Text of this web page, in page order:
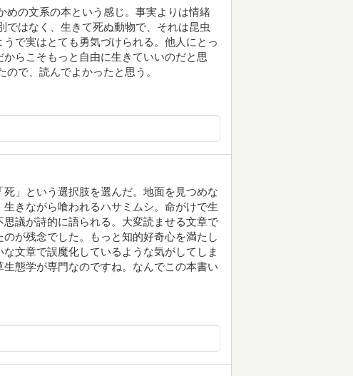
めの文系の本という感じ。事実よりは情緒
ではなく、生きて死ぬ動物で、それは昆虫
で実はとても勇気づけられる。他人にとっ
らこそもっと自由に生きていいのだと思
で、読んでよかったと思う。
」という選択肢を選んだ。地面を見つめな
きながら喰われるハサミムシ。命がけで生
議が詩的に語られる。大変読ませる文章で
が残念でした。もっと知的好奇心を満たし
文章で誤魔化しているような気がしてしま
態学が専門なのですね。なんでこの本書い